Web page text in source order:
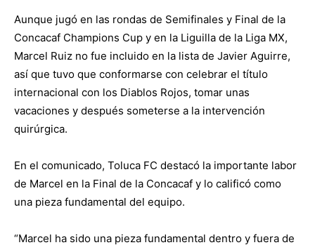
Aunque jugó en las rondas de Semifinales y Final de la
Concacaf Champions Cup y en la Liguilla de la Liga MX,
Marcel Ruiz no fue incluido en la lista de Javier Aguirre,
así que tuvo que conformarse con celebrar el título
internacional con los Diablos Rojos, tomar unas
vacaciones y después someterse a la intervención
quirúrgica.
En el comunicado, Toluca FC destacó la importante labor
de Marcel en la Final de la Concacaf y lo calificó como
una pieza fundamental del equipo.
“Marcel ha sido una pieza fundamental dentro y fuera de